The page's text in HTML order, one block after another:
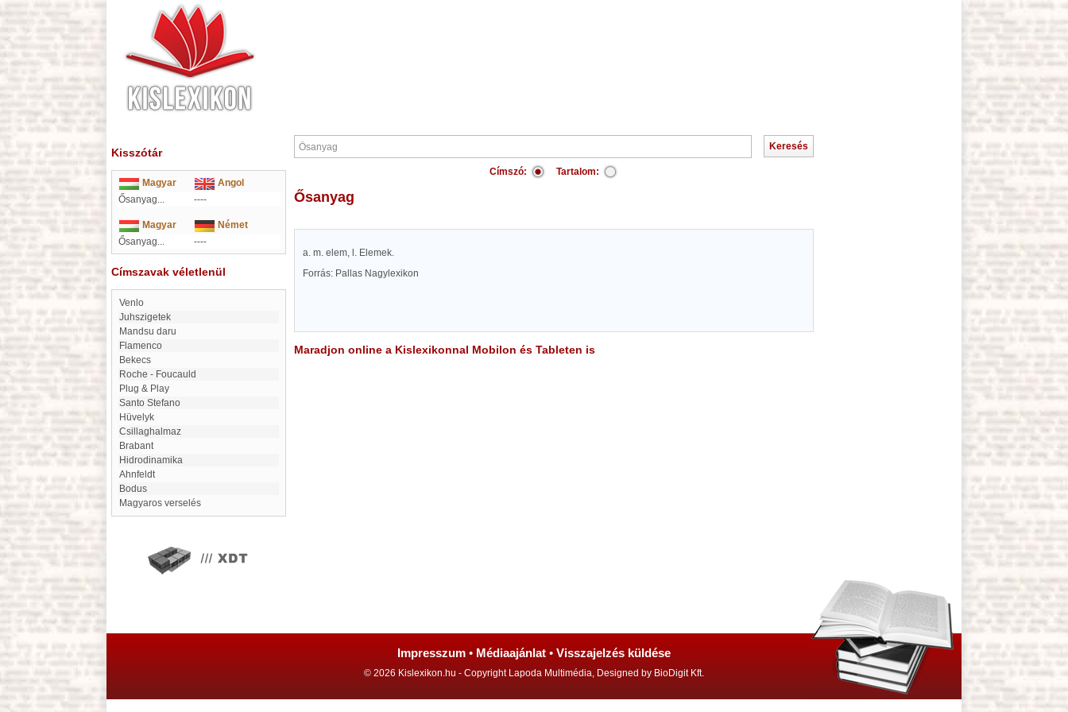
Kisszótár
Magyar
Angol
Ősanyag...
----
Magyar
Német
Ősanyag...
----
Címszavak véletlenül
Venlo
Juhszigetek
Mandsu daru
flamenco
Bekecs
Roche - Foucauld
Plug & Play
Santo Stefano
Hüvelyk
Csillaghalmaz
Brabant
Hidrodinamika
Ahnfeldt
Bodus
magyaros verselés
Címszó: Tartalom:
Ősanyag
a. m. elem, l. Elemek.
Forrás: Pallas Nagylexikon
Maradjon online a Kislexikonnal Mobilon és Tableten is
Impresszum • Médiaajánlat • Visszajelzés küldése
© 2026 Kislexikon.hu - Copyright Lapoda Multimédia, Designed by BioDigit Kft.